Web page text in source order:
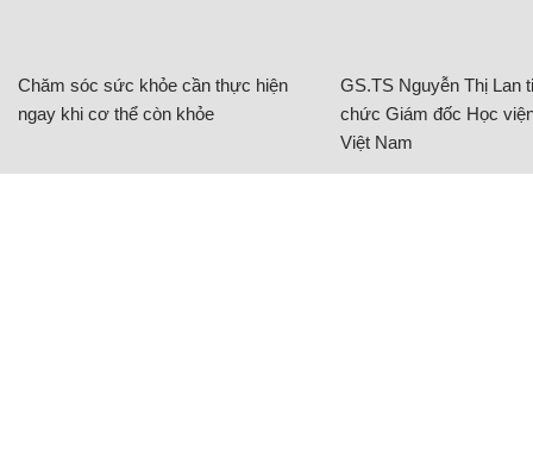
Chăm sóc sức khỏe cần thực hiện
ngay khi cơ thể còn khỏe
GS.TS Nguyễn Thị Lan
chức Giám đốc Học
Việt Nam